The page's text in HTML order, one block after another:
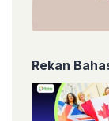
Rekan